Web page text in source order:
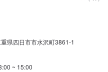
重県四日市市水沢町3861-1
~ 15:00